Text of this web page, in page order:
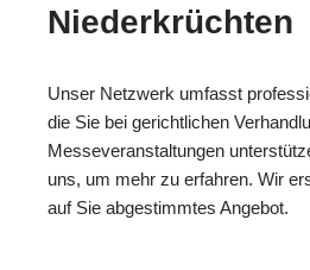
Niederkrüchten
Unser Netzwerk umfasst
die Sie bei gerichtlichen
Messeveranstaltungen
uns, um mehr zu erfahren. Wir
auf Sie abgestimmtes Angebot.